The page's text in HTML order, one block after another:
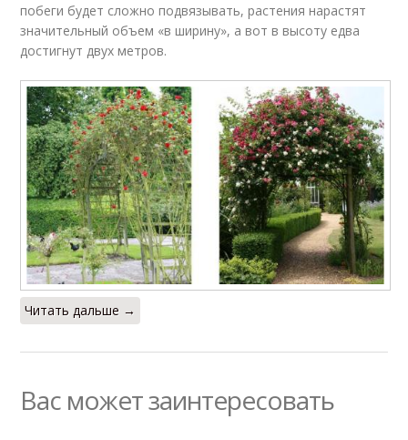
побеги будет сложно подвязывать, растения нарастят
значительный объем «в ширину», а вот в высоту едва
достигнут двух метров.
Читать дальше →
Вас может заинтересовать